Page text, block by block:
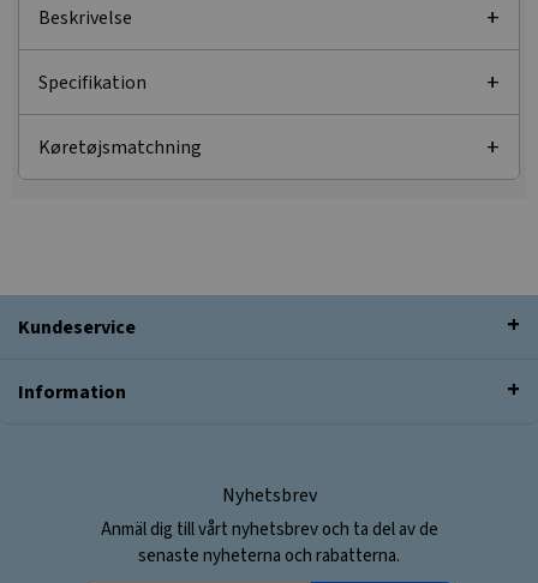
Beskrivelse
Specifikation
Køretøjsmatchning
Kundeservice
Information
Nyhetsbrev
Anmäl dig till vårt nyhetsbrev och ta del av de
senaste nyheterna och rabatterna.